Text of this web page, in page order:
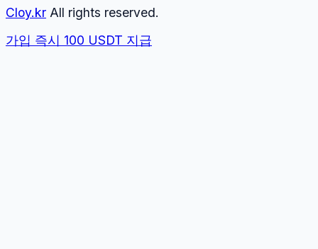
Cloy.kr All rights reserved.
가입 즉시 100 USDT 지급